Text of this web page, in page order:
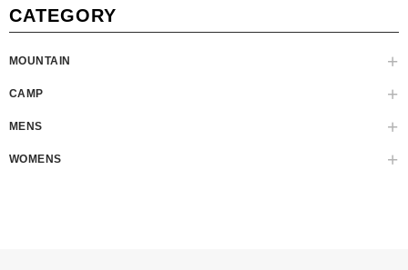
CATEGORY
MOUNTAIN
CAMP
MENS
WOMENS